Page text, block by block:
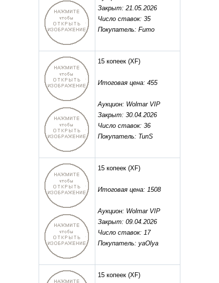
Закрыт: 21.05.2026
Число ставок: 35
Покупатель: Fumo
15 копеек (XF)
Итоговая цена: 455
Аукцион: Wolmar VIP
Закрыт: 30.04.2026
Число ставок: 36
Покупатель: TunS
15 копеек (XF)
Итоговая цена: 1508
Аукцион: Wolmar VIP
Закрыт: 09.04.2026
Число ставок: 17
Покупатель: yaOlya
15 копеек (XF)